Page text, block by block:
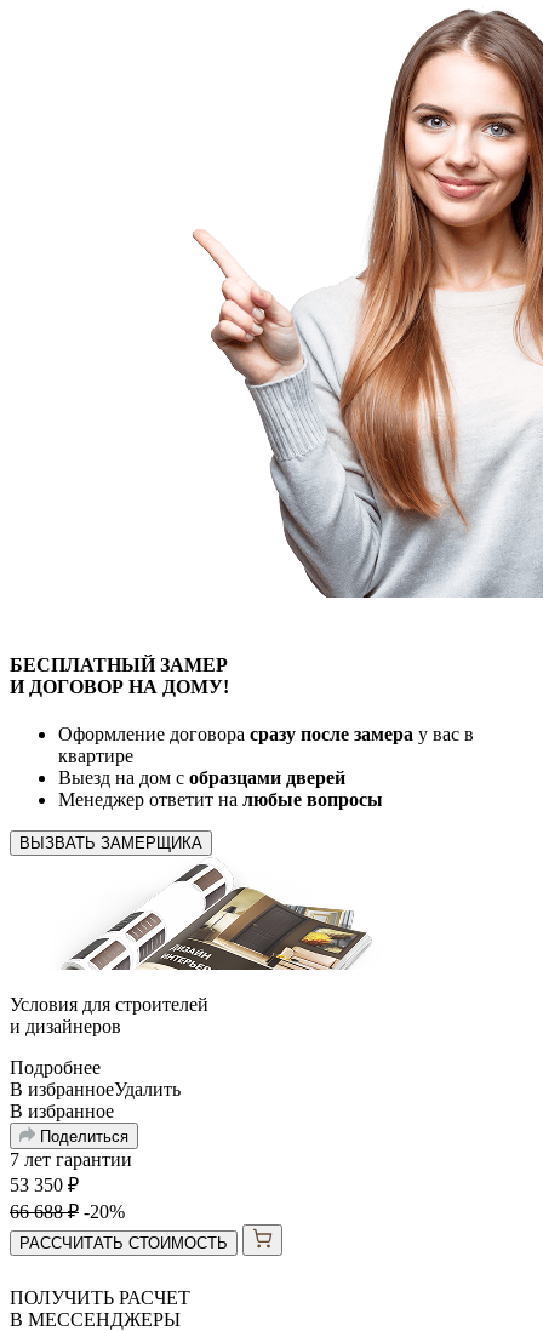
БЕСПЛАТНЫЙЗАМЕР
И ДОГОВОР НА ДОМУ!
Оформление договора сразу после замера у вас в
квартире
Выезд на дом с образцами дверей
Менеджер ответит на любые вопросы
ВЫЗВАТЬ ЗАМЕРЩИКА
Условия для строителей
и дизайнеров
Подробнее
В избранноеУдалить
В избранное
Поделиться
7 лет гарантии
53 350 ₽
66 688₽ -20%
РАССЧИТАТЬ СТОИМОСТЬ
ПОЛУЧИТЬ РАСЧЕТ
В МЕССЕНДЖЕРЫ